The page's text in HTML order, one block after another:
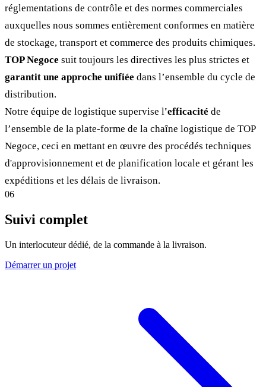
réglementations de contrôle et des normes commerciales
auxquelles nous sommes entièrement conformes en matière
de stockage, transport et commerce des produits chimiques.
TOP Negoce suit toujours les directives les plus strictes et
garantit une approche unifiée dans l’ensemble du cycle de
distribution.
Notre équipe de logistique supervise l'efficacité de
l’ensemble de la plate-forme de la chaîne logistique de TOP
Negoce, ceci en mettant en œuvre des procédés techniques
d'approvisionnement et de planification locale et gérant les
expéditions et les délais de livraison.
06
Suivi complet
Un interlocuteur dédié, de la commande à la livraison.
Démarrer un projet